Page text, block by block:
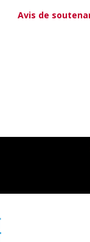
Avis de